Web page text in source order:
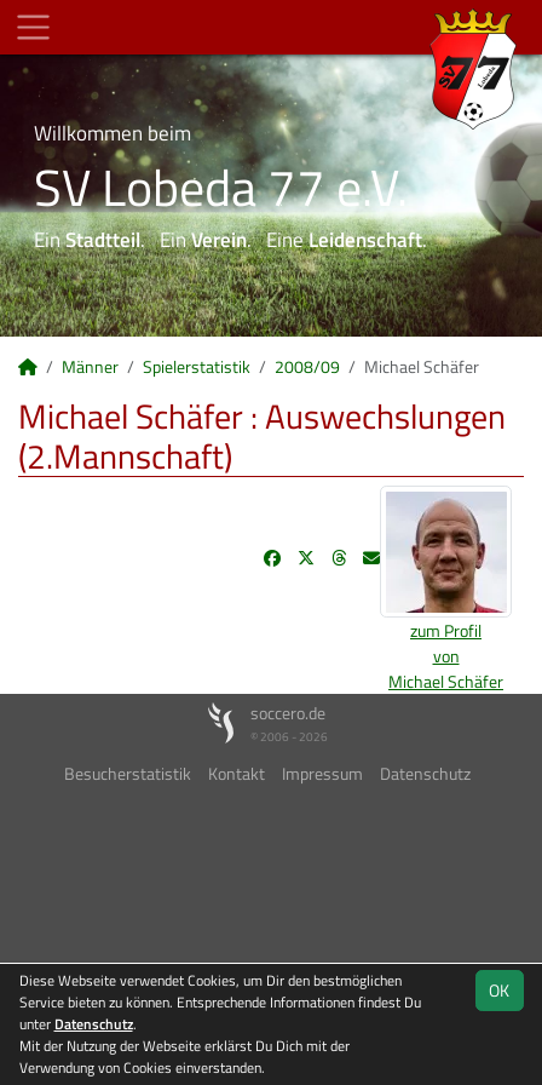
Willkommen beim
SV Lobeda 77 e.V.
EinStadtteil. EinVerein. EineLeidenschaft.
Männer Spielerstatistik 2008/09 Michael Schäfer
Michael Schäfer : Auswechslungen
(2.Mannschaft)
zum Profil
von
Michael Schäfer
soccero.de
© 2006 - 2026
Besucherstatistik Kontakt Impressum Datenschutz
OK
Diese Webseite verwendet Cookies, um Dir den bestmöglichen
Service bieten zu können. Entsprechende Informationen findest Du
unter Datenschutz.
Mit der Nutzung der Webseite erklärst Du Dich mit der
Verwendung von Cookies einverstanden.